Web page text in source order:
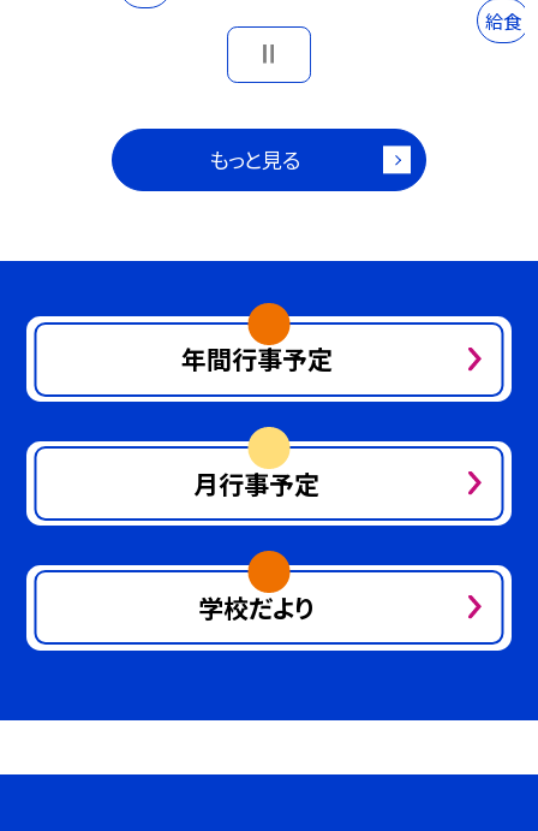
給食
もっと見る
年間行事予定
月行事予定
学校だより